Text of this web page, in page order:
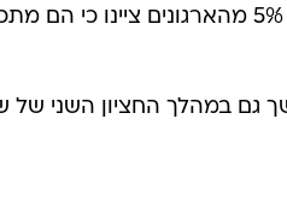
יישומים, מהנדסי רשתות, מתכנני רשתות ואנשי מאגרי מידע. רק 5% מהארגונים
גם במהלך החציון השני של